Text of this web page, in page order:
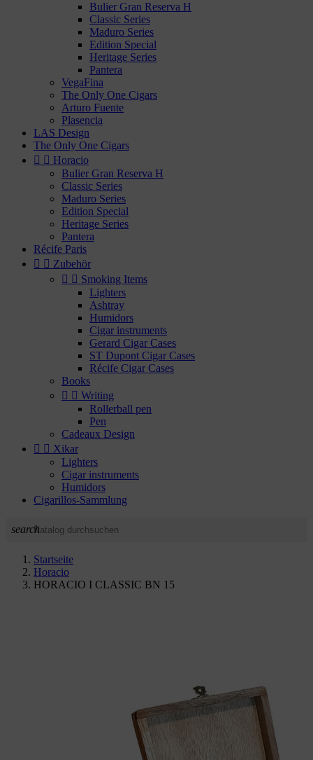
Bulier Gran Reserva H
Classic Series
Maduro Series
Edition Special
Heritage Series
Pantera
VegaFina
The Only One Cigars
Arturo Fuente
Plasencia
LAS Design
The Only One Cigars
  Horacio
Bulier Gran Reserva H
Classic Series
Maduro Series
Edition Special
Heritage Series
Pantera
Récife Paris
  Zubehör
  Smoking Items
Lighters
Ashtray
Humidors
Cigar instruments
Gerard Cigar Cases
ST Dupont Cigar Cases
Récife Cigar Cases
Books
  Writing
Rollerball pen
Pen
Cadeaux Design
  Xikar
Lighters
Cigar instruments
Humidors
Cigarillos-Sammlung
search
Startseite
Horacio
HORACIO I CLASSIC BN 15